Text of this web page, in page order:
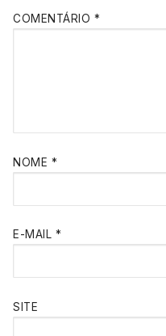
COMENTÁRIO *
NOME *
E-MAIL *
SITE